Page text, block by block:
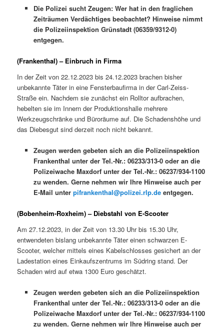
Die Polizei sucht Zeugen: Wer hat in den fraglichen
Zeiträumen Verdächtiges beobachtet? Hinweise nimmt
die Polizeiinspektion Grünstadt (06359/9312-0)
entgegen.
(Frankenthal) – Einbruch in Firma
In der Zeit von 22.12.2023 bis 24.12.2023 brachen bisher
unbekannte Täter in eine Fensterbaufirma in der Carl-Zeiss-
Straße ein. Nachdem sie zunächst ein Rolltor aufbrachen,
hebelten sie im Innern der Produktionshalle mehrere
Werkzeugschränke und Büroräume auf. Die Schadenshöhe und
das Diebesgut sind derzeit noch nicht bekannt.
Zeugen werden gebeten sich an die Polizeiinspektion
Frankenthal unter der Tel.-Nr.: 06233/313-0 oder an die
Polizeiwache Maxdorf unter der Tel.-Nr.: 06237/934-1100
zu wenden. Gerne nehmen wir Ihre Hinweise auch per
E-Mail unter pifrankenthal@polizei.rlp.deentgegen.
(Bobenheim-Roxheim) – Diebstahl von E-Scooter
Am 27.12.2023, in der Zeit von 13.30 Uhr bis 15.30 Uhr,
entwendeten bislang unbekannte Täter einen schwarzen E-
Scooter, welcher mittels eines Kabelschlosses gesichert an der
Ladestation eines Einkaufszentrums im Südring stand. Der
Schaden wird auf etwa 1300 Euro geschätzt.
Zeugen werden gebeten sich an die Polizeiinspektion
Frankenthal unter der Tel.-Nr.: 06233/313-0 oder an die
Polizeiwache Maxdorf unter der Tel.-Nr.: 06237/934-1100
zu wenden. Gerne nehmen wir Ihre Hinweise auch per